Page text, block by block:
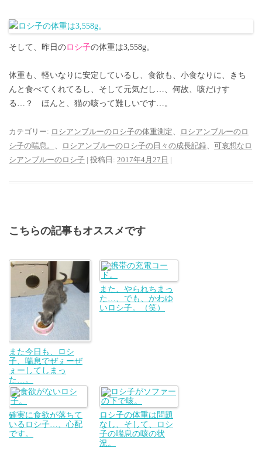
そして、昨日のロシ子の体重は3,558g。
体重も、軽いなりに安定しているし、食欲も、小食なりに、きち
んと食べてくれてるし、そして元気だし…、何故、咳だけす
る…？ ほんと、猫の咳って難しいです…。
カテゴリー: ロシアンブルーのロシ子の体重測定、
ロシアンブルーのロ
シ子の喘息。 、 ロシアンブルーのロシ子の日々の成長記録、 可哀想なロ
シアンブルーのロシ子 | 投稿日: 2017年4月27日 |
こちらの記事もオススメです
また今日も、ロシ
子、喘息でぜぇーぜ
ぇーしてしまっ
た…。
また、やられちまっ
た…、でも、かわゆ
いロシ子。（笑）
確実に食欲が落ちて
いるロシ子…、心配
です。
ロシ子の体重は問題
なし、そして、ロシ
子の喘息の咳の状
況。